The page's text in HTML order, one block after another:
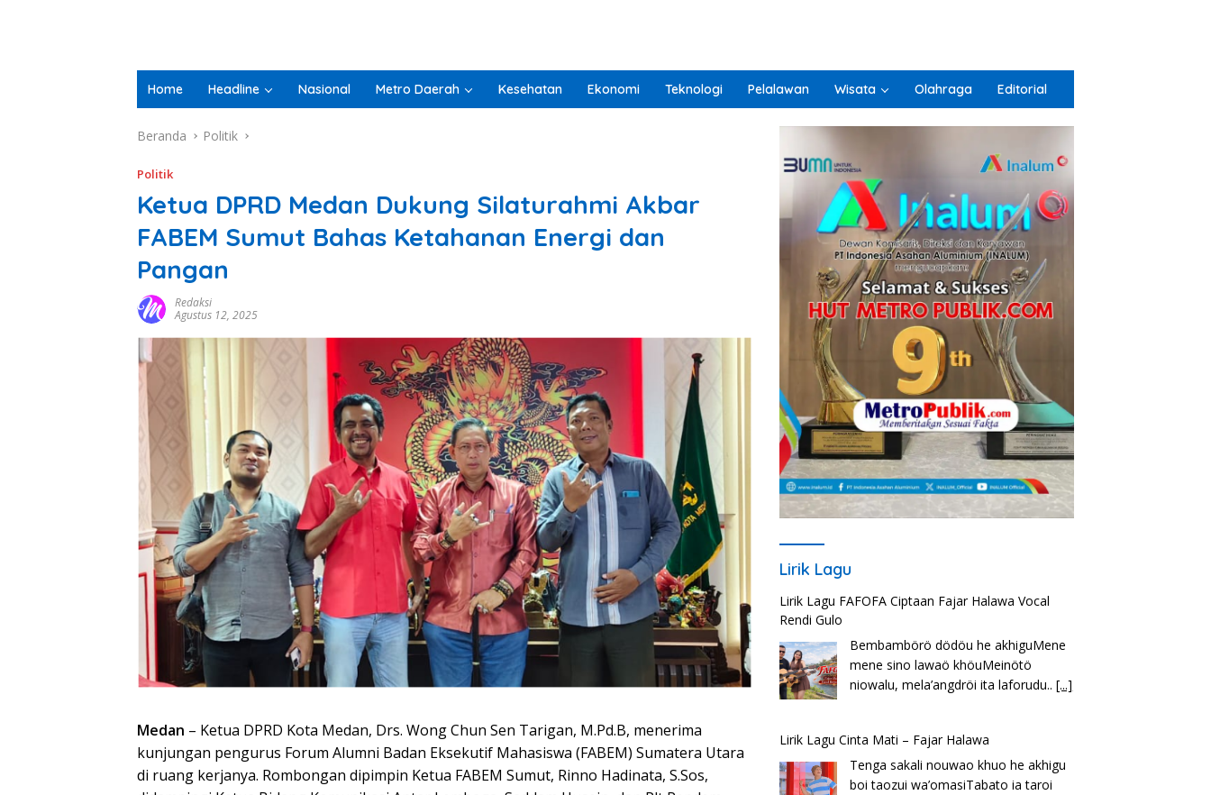
Home Headline Nasional Metro Daerah Kesehatan Ekonomi Teknologi Pelalawan Wisata Olahraga Editorial
Beranda Politik
Politik
Ketua DPRD Medan Dukung Silaturahmi Akbar
FABEM Sumut Bahas Ketahanan Energi dan
Pangan
Redaksi
Agustus 12, 2025
Medan – Ketua DPRD Kota Medan, Drs. Wong Chun Sen Tarigan, M.Pd.B, menerima
kunjungan pengurus Forum Alumni Badan Eksekutif Mahasiswa (FABEM) Sumatera Utara
di ruang kerjanya. Rombongan dipimpin Ketua FABEM Sumut, Rinno Hadinata, S.Sos,
Lirik Lagu
Lirik Lagu FAFOFA Ciptaan Fajar Halawa Vocal
Rendi Gulo
Bembambörö dödöu he akhiguMene
mene sino lawaö khöuMeinötö
niowalu, mela’angdröi ita laforudu..[...]
Lirik Lagu Cinta Mati – Fajar Halawa
Tenga sakali nouwao khuo he akhigu
boi taozui wa’omasiTabato ia taroi